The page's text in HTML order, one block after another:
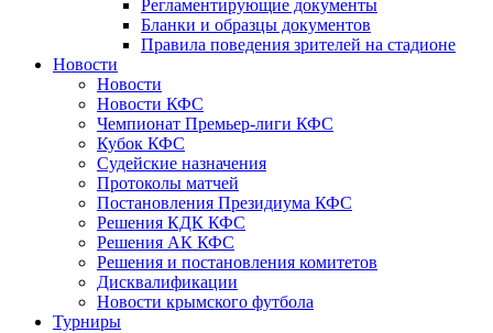
Регламентирующие документы
Бланки и образцы документов
Правила поведения зрителей на стадионе
Новости
Новости
Новости КФС
Чемпионат Премьер-лиги КФС
Кубок КФС
Судейские назначения
Протоколы матчей
Постановления Президиума КФС
Решения КДК КФС
Решения АК КФС
Решения и постановления комитетов
Дисквалификации
Новости крымского футбола
Турниры